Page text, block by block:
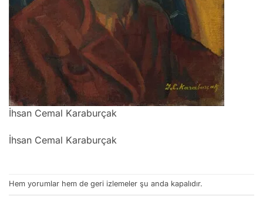
İhsan Cemal Karaburçak
İhsan Cemal Karaburçak
Hem yorumlar hem de geri izlemeler şu anda kapalıdır.